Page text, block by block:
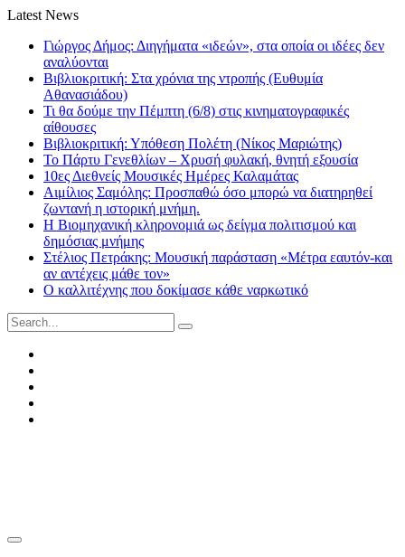
Latest News
Γιώργος Δήμος: Διηγήματα «ιδεών», στα οποία οι ιδέες δεν
αναλύονται
Βιβλιοκριτική: Στα χρόνια της ντροπής (Ευθυμία
Αθανασιάδου)
Τι θα δούμε την Πέμπτη (6/8) στις κινηματογραφικές
αίθουσες
Βιβλιοκριτική: Υπόθεση Πολέτη (Νίκος Μαριώτης)
Το Πάρτυ Γενεθλίων – Χρυσή φυλακή, θνητή εξουσία
10ες Διεθνείς Μουσικές Ημέρες Καλαμάτας
Αιμίλιος Σαμόλης: Προσπαθώ όσο μπορώ να διατηρηθεί
ζωντανή η ιστορική μνήμη.
Η Βιομηχανική κληρονομιά ως δείγμα πολιτισμού και
δημόσιας μνήμης
Στέλιος Πετράκης: Μουσική παράσταση «Μέτρα εαυτόν-και
αν αντέχεις μάθε τον»
Ο καλλιτέχνης που δοκίμασε κάθε ναρκωτικό
Search
for: